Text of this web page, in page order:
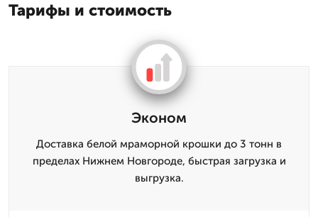
Тарифы и стоимость
Эконом
Доставка белой мраморной крошки до 3 тонн в
пределах Нижнем Новгороде, быстрая загрузка и
выгрузка.